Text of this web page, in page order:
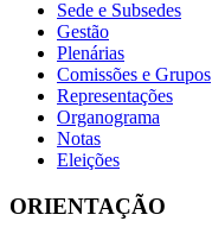
Sede e Subsedes
Gestão
Plenárias
Comissões e Grupos
Representações
Organograma
Notas
Eleições
ORIENTAÇÃO